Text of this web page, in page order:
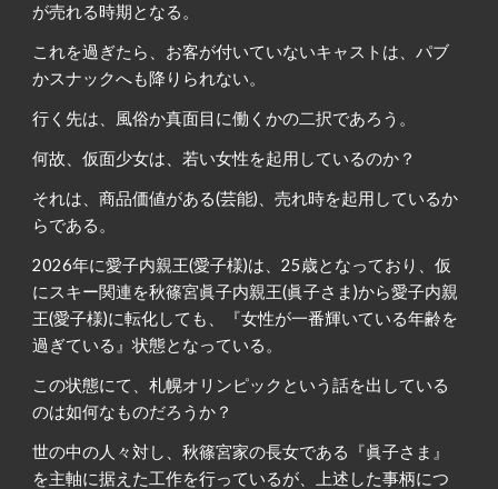
が売れる時期となる。
これを過ぎたら、お客が付いていないキャストは、パブ
かスナックへも降りられない。
行く先は、風俗か真面目に働くかの二択であろう。
何故、仮面少女は、若い女性を起用しているのか？
それは、商品価値がある(芸能)、売れ時を起用しているか
らである。
2026年に愛子内親王(愛子様)は、25歳となっており、仮
にスキー関連を秋篠宮眞子内親王(眞子さま)から愛子内親
王(愛子様)に転化しても、『女性が一番輝いている年齢を
過ぎている』状態となっている。
この状態にて、札幌オリンピックという話を出している
のは如何なものだろうか？
世の中の人々対し、秋篠宮家の長女である『眞子さま』
を主軸に据えた工作を行っているが、上述した事柄につ